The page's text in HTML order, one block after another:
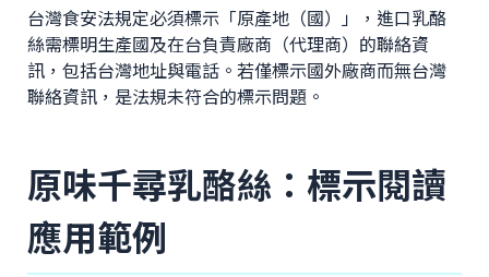
台灣食安法規定必須標示「原產地（國）」，進口乳酪
絲需標明生產國及在台負責廠商（代理商）的聯絡資
訊，包括台灣地址與電話。若僅標示國外廠商而無台灣
聯絡資訊，是法規未符合的標示問題。
原味千尋乳酪絲：標示閱讀
應用範例